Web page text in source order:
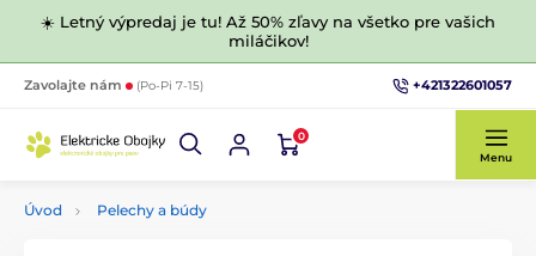
☀️ Letný výpredaj je tu! Až 50% zľavy na všetko pre vašich
miláčikov!
Zavolajte nám (Po-Pi 7-15) +421322601057
0
Menu
Úvod Pelechy a búdy